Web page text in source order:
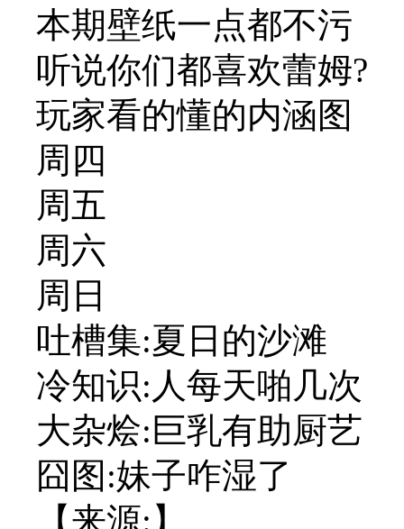
本期壁纸一点都不污
听说你们都喜欢蕾姆?
玩家看的懂的内涵图
周四
周五
周六
周日
吐槽集:夏日的沙滩
冷知识:人每天啪几次
大杂烩:巨乳有助厨艺
囧图:妹子咋湿了
【来源:】